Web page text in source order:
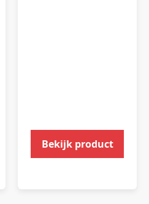
Bekijk product